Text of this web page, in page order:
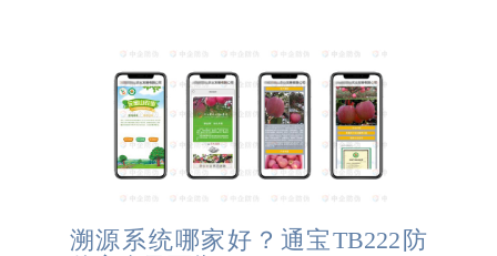
溯源系统哪家好？通宝TB222防